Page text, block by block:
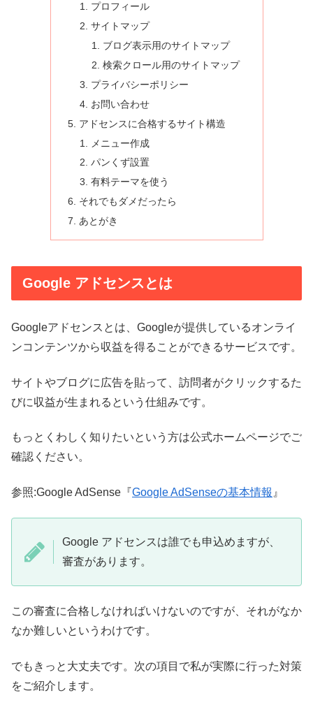
プロフィール
サイトマップ
ブログ表示用のサイトマップ
検索クロール用のサイトマップ
プライバシーポリシー
お問い合わせ
アドセンスに合格するサイト構造
メニュー作成
パンくず設置
有料テーマを使う
それでもダメだったら
あとがき
Google アドセンスとは
Googleアドセンスとは、Googleが提供しているオンライ
ンコンテンツから収益を得ることができるサービスです。
サイトやブログに広告を貼って、訪問者がクリックするた
びに収益が生まれるという仕組みです。
もっとくわしく知りたいという方は公式ホームページでご
確認ください。
参照:Google AdSense『Google AdSenseの基本情報 』
Google アドセンスは誰でも申込めますが、
審査があります。
この審査に合格しなければいけないのですが、それがなか
なか難しいというわけです。
でもきっと大丈夫です。次の項目で私が実際に行った対策
をご紹介します。